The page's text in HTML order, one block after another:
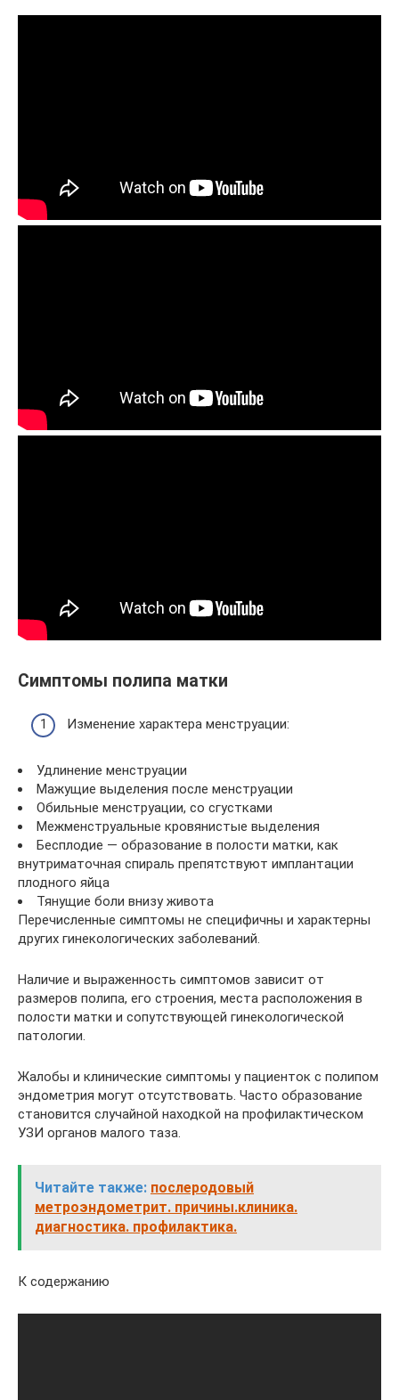
Симптомы полипа матки
Изменение характера менструации:
Удлинение менструации
Мажущие выделения после менструации
Обильные менструации, со сгустками
Межменструальные кровянистые выделения
Бесплодие — образование в полости матки, как
внутриматочная спираль препятствуют имплантации
плодного яйца
Тянущие боли внизу живота
Перечисленные симптомы не специфичны и характерны
других гинекологических заболеваний.
Наличие и выраженность симптомов зависит от
размеров полипа, его строения, места расположения в
полости матки и сопутствующей гинекологической
патологии.
Жалобы и клинические симптомы у пациенток с полипом
эндометрия могут отсутствовать. Часто образование
становится случайной находкой на профилактическом
УЗИ органов малого таза.
Читайте также: послеродовый
метроэндометрит. причины.клиника.
диагностика. профилактика.
К содержанию